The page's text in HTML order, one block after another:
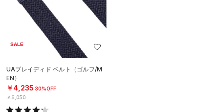
SALE
UAブレイディド ベルト（ゴルフ/M
EN）
￥4,235 30%OFF
￥6,050